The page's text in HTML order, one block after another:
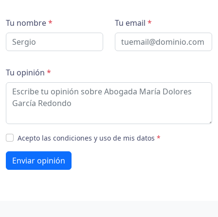
Tu nombre* Tu email *
Tu opinión *
Acepto las condiciones y uso de mis datos *
Enviar opinión